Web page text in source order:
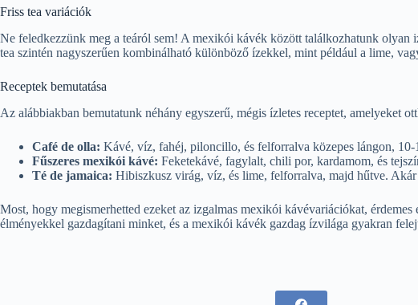
Friss tea variációk
Ne feledkezzünk meg a teáról sem! A mexikói kávék között találkozhatunk olyan
tea szintén nagyszerűen kombinálható különböző ízekkel, mint például a lime,
Receptek bemutatása
Az alábbiakban bemutatunk néhány egyszerű, mégis ízletes receptet, amelyeket
Café de olla: Kávé, víz, fahéj, piloncillo, és felforralva közepes lángon, 10-
Fűszeres mexikói kávé: Feketekávé, fagylalt, chili por, kardamom, és
Té de jamaica: Hibiszkusz virág, víz, és lime, felforralva, majd hűtve.
Most, hogy megismerhetted ezeket az izgalmas mexikói kávévariációkat,
élményekkel gazdagítani minket, és a mexikói kávék gazdag ízvilága gyakran